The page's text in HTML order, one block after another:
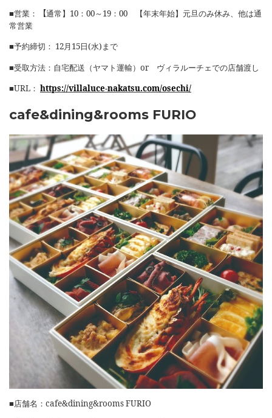
■営業：
【通常】 10 ： 00～ 19 ： 00 【年末年始】元旦のみ休み、他は通
常営業
■予約締切： 12月 15日(水)まで
■受取方法： 自宅配送（ヤマト運輸） or ヴィラルーチェでの店舗渡し
■URL ： https://villaluce-nakatsu.com/osechi/
cafe&dining&rooms FURIO
■店舗名： cafe&dining&rooms FURIO